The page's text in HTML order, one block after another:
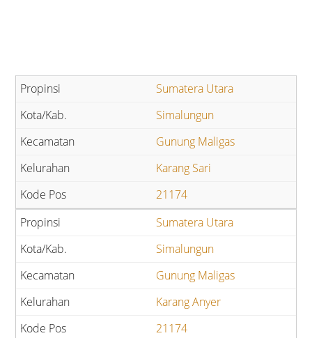
Sumatera Utara
Simalungun
Gunung Maligas
Karang Sari
21174
Sumatera Utara
Simalungun
Gunung Maligas
Karang Anyer
21174